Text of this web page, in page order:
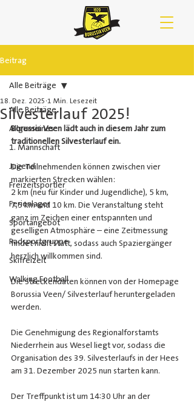
Beitrag
Alle Beiträge
Allgemeines
1. Mannschaft
Jugend
Freizeitsportler
Ferienlager
Sportangebot
Radsportgruppe
Skifreizeit
Walking Football
Alle Beiträge
Silvesterlauf 2025!
18. Dez. 2025 1 Min. Lesezeit
Borussia Veen lädt auch in diesem Jahr zum
traditionellen Silvesterlauf ein.
Die Teilnehmenden können zwischen vier
markierten Strecken wählen:
2 km (neu für Kinder und Jugendliche), 5 km,
7,5 km und 10 km. Die Veranstaltung steht
ganz im Zeichen einer entspannten und
geselligen Atmosphäre – eine Zeitmessung
findet nicht statt, sodass auch Spaziergänger
herzlich willkommen sind.
Die Streckendaten können von der Homepage
Borussia Veen/ Silvesterlauf heruntergeladen
werden.
Die Genehmigung des Regionalforstamts
Niederrhein aus Wesel liegt vor, sodass die
Organisation des 39. Silvesterlaufs in der Hees
am 31. Dezember 2025 nun starten kann.
Der Treffpunkt ist um 14:30 Uhr an der